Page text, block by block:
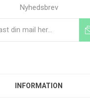
Nyhedsbrev
INFORMATION